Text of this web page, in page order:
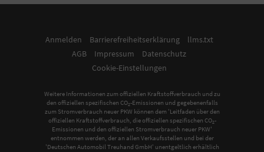
Anmelden Barrierefreiheitserklärung
llms.txt
AGB
Impressum
Datenschutz
Cookie-Einstellungen
Weitere Informationen zum offiziellen Kraftstoffverbrauch und zu
den offiziellen spezifischen CO2-Emissionen und gegebenenfalls
zum Stromverbrauch neuer PKW können dem 'Leitfaden über den
offiziellen Kraftstoffverbrauch, die offiziellen spezifischen CO2-
Emissionen und den offiziellen Stromverbrauch neuer PKW'
entnommen werden, der an allen Verkaufsstellen und bei der
'Deutschen Automobil Treuhand GmbH' unentgeltlich erhältlich